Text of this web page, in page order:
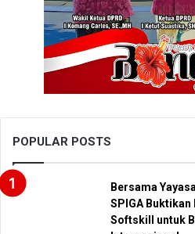
POPULAR POSTS
Bersama
SPIGA
Softskill untuk